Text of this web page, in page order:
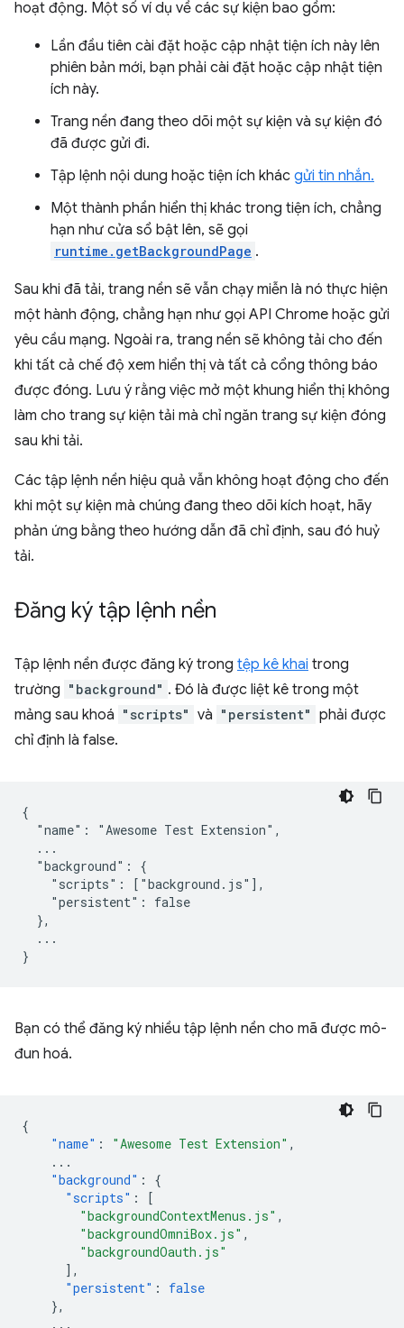
hoạt động. Một số ví dụ về các sự kiện bao gồm:
Lần đầu tiên cài đặt hoặc cập nhật tiện ích này lên
phiên bản mới, bạn phải cài đặt hoặc cập nhật tiện
ích này.
Trang nền đang theo dõi một sự kiện và sự kiện đó
đã được gửi đi.
Tập lệnh nội dung hoặc tiện ích khác gửi tin nhắn.
Một thành phần hiển thị khác trong tiện ích, chẳng
hạn như cửa sổ bật lên, sẽ gọi
runtime.getBackgroundPage .
Sau khi đã tải, trang nền sẽ vẫn chạy miễn là nó thực hiện
một hành động, chẳng hạn như gọi API Chrome hoặc gửi
yêu cầu mạng. Ngoài ra, trang nền sẽ không tải cho đến
khi tất cả chế độ xem hiển thị và tất cả cổng thông báo
được đóng. Lưu ý rằng việc mở một khung hiển thị không
làm cho trang sự kiện tải mà chỉ ngăn trang sự kiện đóng
sau khi tải.
Các tập lệnh nền hiệu quả vẫn không hoạt động cho đến
khi một sự kiện mà chúng đang theo dõi kích hoạt, hãy
phản ứng bằng theo hướng dẫn đã chỉ định, sau đó huỷ
tải.
Đăng ký tập lệnh nền
Tập lệnh nền được đăng ký trong tệp kê khai trong
trường "background" . Đó là được liệt kê trong một
mảng sau khoá "scripts" và "persistent" phải được
chỉ định là false.
{
  "name": "Awesome Test Extension",
  ...
  "background": {
    "scripts": ["background.js"],
    "persistent": false
  },
  ...
Bạn có thể đăng ký nhiều tập lệnh nền cho mã được mô-
đun hoá.
{
"name" : "Awesome Test Extension" ,
...
"background" :
{
"scripts" :
[
"backgroundContextMenus.js" ,
"backgroundOmniBox.js" ,
"backgroundOauth.js"
],
"persistent" :
false
},
...